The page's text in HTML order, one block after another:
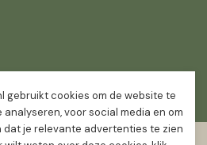
gebruikt cookies om de website te
voor social media en om
dat je relevante advertenties te zien